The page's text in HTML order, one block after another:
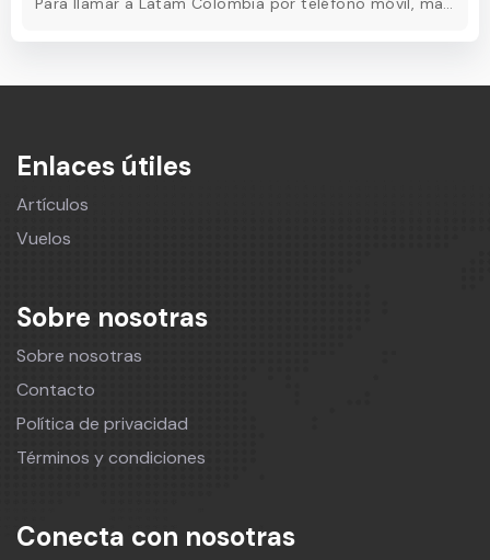
Enlaces útiles
Artículos
Vuelos
Sobre nosotras
Sobre nosotras
Contacto
Política de privacidad
Términos y condiciones
Conecta con nosotras